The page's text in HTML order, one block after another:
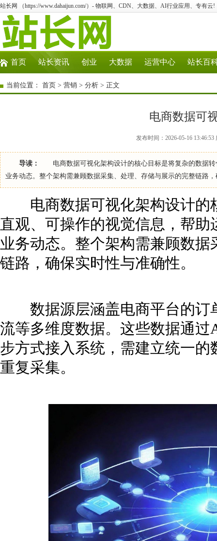
站长网 （https://www.dahaijun.com/）- 物联网、CDN、大数据、AI行业应用、专有云!
首页 站长资讯 创业 大数据 运营中心 站长百
当前位置： 首页 > 营销 > 分析 > 正文
电商数据可
发布时间：2026-05-16
导读：
电商数据可视化架构设计的核心目标是将复杂的数据转
业务动态。整个架构需兼顾数据采集、处理、存储与展示的完整链
电商数据可视化架构设计的
直观、可操作的视觉信息，帮
业务动态。整个架构需兼顾数
链路，确保实时性与准确性。
数据源层涵盖电商平台的订
流等多维度数据。这些数据通
步方式接入系统，需建立统一
重复采集。